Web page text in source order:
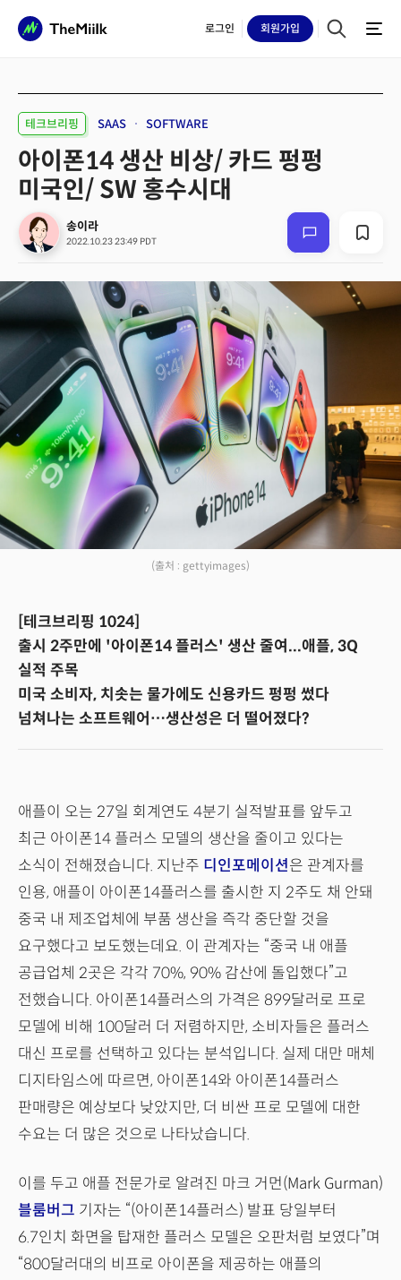
로그인 회원가입
테크브리핑 SAAS SOFTWARE
아이폰14 생산 비상/ 카드 펑펑
미국인/ SW 홍수시대
송이라
2022.10.23 23:49 PDT
(출처 : gettyimages)
[테크브리핑 1024]
출시 2주만에 '아이폰14 플러스' 생산 줄여...애플, 3Q
실적 주목
미국 소비자, 치솟는 물가에도 신용카드 펑펑 썼다
넘쳐나는 소프트웨어…생산성은 더 떨어졌다?
애플이 오는 27일 회계연도 4분기 실적발표를 앞두고
최근 아이폰14 플러스 모델의 생산을 줄이고 있다는
소식이 전해졌습니다. 지난주 디인포메이션은 관계자를
인용, 애플이 아이폰14플러스를 출시한 지 2주도 채 안돼
중국 내 제조업체에 부품 생산을 즉각 중단할 것을
요구했다고 보도했는데요. 이 관계자는 “중국 내 애플
공급업체 2곳은 각각 70%, 90% 감산에 돌입했다”고
전했습니다. 아이폰14플러스의 가격은 899달러로 프로
모델에 비해 100달러 더 저렴하지만, 소비자들은 플러스
대신 프로를 선택하고 있다는 분석입니다. 실제 대만 매체
디지타임스에 따르면, 아이폰14와 아이폰14플러스
판매량은 예상보다 낮았지만, 더 비싼 프로 모델에 대한
수요는 더 많은 것으로 나타났습니다.
이를 두고 애플 전문가로 알려진 마크 거먼(Mark Gurman)
블룸버그 기자는 “(아이폰14플러스) 발표 당일부터
6.7인치 화면을 탑재한 플러스 모델은 오판처럼 보였다”며
“800달러대의 비프로 아이폰을 제공하는 애플의